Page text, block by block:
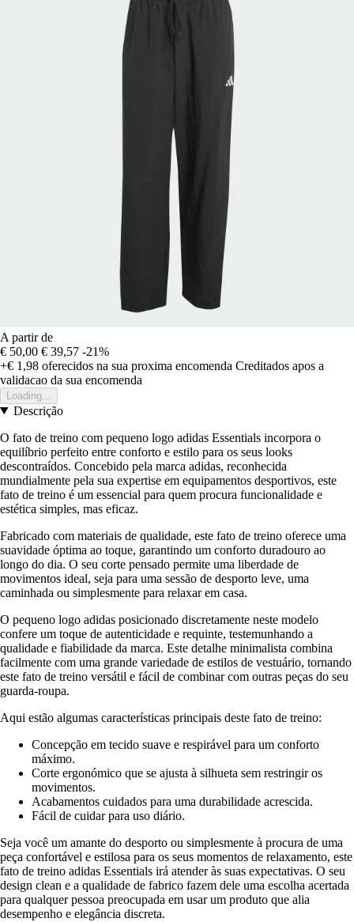
A partir de
€ 50,00 € 39,57 -21%
+€ 1,98 oferecidos na sua proxima encomenda Creditados apos a
validacao da sua encomenda
Loading...
Descrição
O fato de treino com pequeno logo adidas Essentials incorpora o
equilíbrio perfeito entre conforto e estilo para os seus looks
descontraídos. Concebido pela marca adidas, reconhecida
mundialmente pela sua expertise em equipamentos desportivos, este
fato de treino é um essencial para quem procura funcionalidade e
estética simples, mas eficaz.
Fabricado com materiais de qualidade, este fato de treino oferece uma
suavidade óptima ao toque, garantindo um conforto duradouro ao
longo do dia. O seu corte pensado permite uma liberdade de
movimentos ideal, seja para uma sessão de desporto leve, uma
caminhada ou simplesmente para relaxar em casa.
O pequeno logo adidas posicionado discretamente neste modelo
confere um toque de autenticidade e requinte, testemunhando a
qualidade e fiabilidade da marca. Este detalhe minimalista combina
facilmente com uma grande variedade de estilos de vestuário, tornando
este fato de treino versátil e fácil de combinar com outras peças do seu
guarda-roupa.
Aqui estão algumas características principais deste fato de treino:
Concepção em tecido suave e respirável para um conforto
máximo.
Corte ergonómico que se ajusta à silhueta sem restringir os
movimentos.
Acabamentos cuidados para uma durabilidade acrescida.
Fácil de cuidar para uso diário.
Seja você um amante do desporto ou simplesmente à procura de uma
peça confortável e estilosa para os seus momentos de relaxamento, este
fato de treino adidas Essentials irá atender às suas expectativas. O seu
design clean e a qualidade de fabrico fazem dele uma escolha acertada
para qualquer pessoa preocupada em usar um produto que alia
desempenho e elegância discreta.